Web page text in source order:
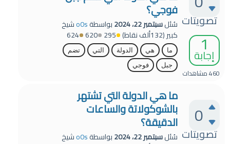
تصويتات
1
إجابة
460مشاهدات
فوجي؟
سُئلسبتمبر 22، 2024 بواسطةo0sشيخ
كبير(132ألف نقاط) 295
620
624
ما هي الدولة التي
تضم
جبل
فوجي
0
تصويتات
ما هي الدولة التي تشتهر
بالشوكولاتة والساعات
الدقيقة؟
سُئلسبتمبر 22، 2024 بواسطةo0sشيخ